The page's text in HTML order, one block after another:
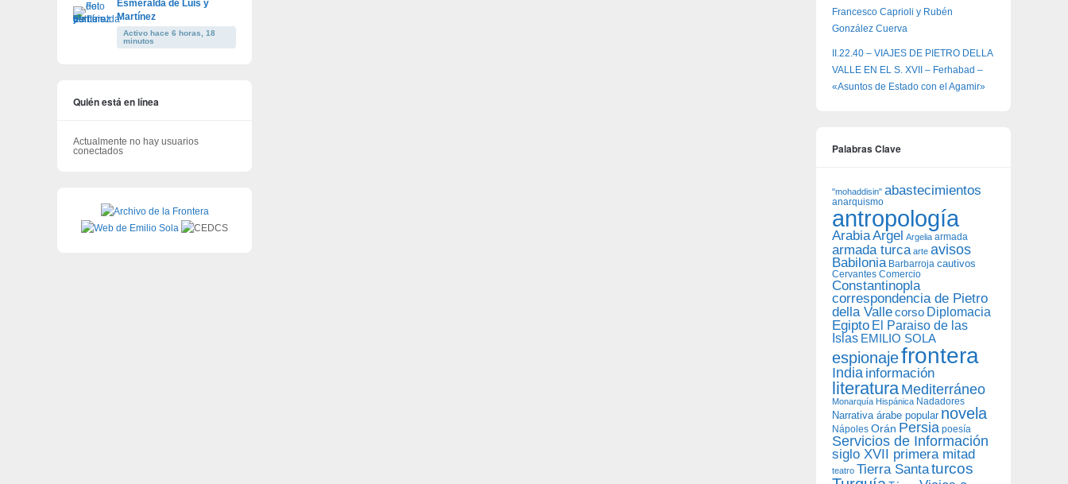
Esmeralda de Luis y
Martínez
Activo hace 6 horas, 18
minutos
Quién está en línea
Actualmente no hay usuarios
conectados
Francesco Caprioli y Rubén
González Cuerva
II.22.40 – VIAJES DE PIETRO DELLA
VALLE EN EL S. XVII – Ferhabad –
«Asuntos de Estado con el Agamir»
Palabras Clave
"mohaddisin" abastecimientos
anarquismo
antropología
ArabiaArgel Argelia armada
armada turca arte avisos
Babilonia Barbarroja cautivos
Cervantes Comercio
Constantinopla
correspondencia de Pietro
della Vallecorso Diplomacia
Egipto El Paraiso de las
Islas EMILIO SOLA
espionajefrontera
India información
literatura Mediterráneo
Monarquía Hispánica Nadadores
Narrativa árabe popular novela
Nápoles Orán Persia poesía
Servicios de Información
siglo XVII primera mitad
teatro Tierra Santaturcos